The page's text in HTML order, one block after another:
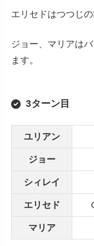
エリセドはつつじ
ジョー、マリアは
ます。
3ターン目
ユリアン
ジョー
シィレイ
エリセド
マリア